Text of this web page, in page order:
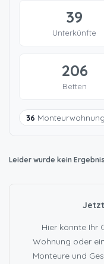
39
Unterkünfte
206
Betten
36 Monteurwohnung
Leider wurde kein
Hier könnte Ihr
Wohnung oder
Monteure und